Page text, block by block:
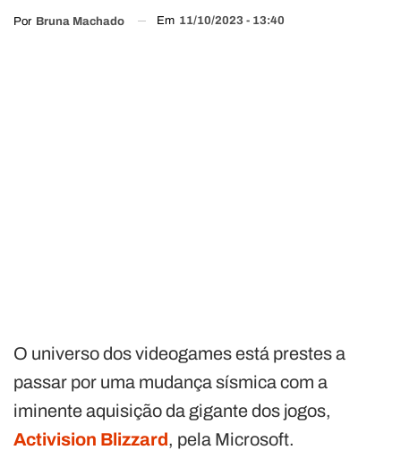
Por Bruna Machado Em 11/10/2023 - 13:40
O universo dos videogames está prestes a
passar por uma mudança sísmica com a
iminente aquisição da gigante dos jogos,
Activision Blizzard, pela Microsoft.